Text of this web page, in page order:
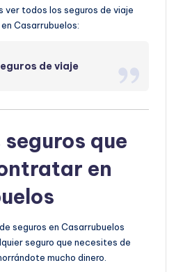
ver todos los seguros de viaje
Casarrubuelos:
de viaje
que
en
seguros en Casarrubuelos
seguro que necesites de
mucho dinero.